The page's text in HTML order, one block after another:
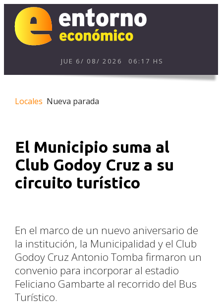
JUE 6/ 08/ 2026 06:17 HS
Locales Nueva parada
El Municipio suma al
Club Godoy Cruz a su
circuito turístico
En el marco de un nuevo aniversario de
la institución, la Municipalidad y el Club
Godoy Cruz Antonio Tomba firmaron un
convenio para incorporar al estadio
Feliciano Gambarte al recorrido del Bus
Turístico.